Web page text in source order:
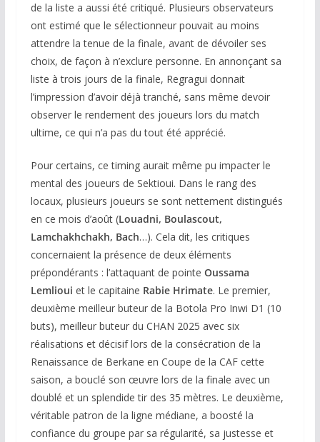
de la liste a aussi été critiqué. Plusieurs observateurs
ont estimé que le sélectionneur pouvait au moins
attendre la tenue de la finale, avant de dévoiler ses
choix, de façon à n’exclure personne. En annonçant sa
liste à trois jours de la finale, Regragui donnait
l’impression d’avoir déjà tranché, sans même devoir
observer le rendement des joueurs lors du match
ultime, ce qui n’a pas du tout été apprécié.
Pour certains, ce timing aurait même pu impacter le
mental des joueurs de Sektioui. Dans le rang des
locaux, plusieurs joueurs se sont nettement distingués
en ce mois d’août (Louadni, Boulascout,
Lamchakhchakh, Bach…). Cela dit, les critiques
concernaient la présence de deux éléments
prépondérants : l’attaquant de pointe Oussama
Lemlioui et le capitaine Rabie Hrimate. Le premier,
deuxième meilleur buteur de la Botola Pro Inwi D1 (10
buts), meilleur buteur du CHAN 2025 avec six
réalisations et décisif lors de la consécration de la
Renaissance de Berkane en Coupe de la CAF cette
saison, a bouclé son œuvre lors de la finale avec un
doublé et un splendide tir des 35 mètres. Le deuxième,
véritable patron de la ligne médiane, a boosté la
confiance du groupe par sa régularité, sa justesse et